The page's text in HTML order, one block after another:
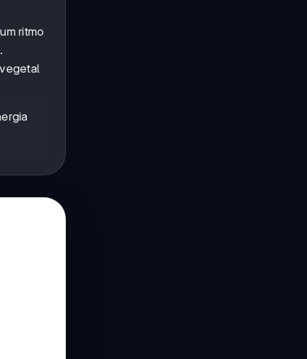
ritmo